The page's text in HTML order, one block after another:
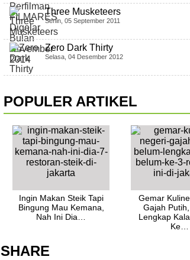
Three Musketeers
Senin, 05 September 2011
Zero Dark Thirty
Selasa, 04 Desember 2012
POPULER ARTIKEL
Ingin Makan Steik Tapi
Bingung Mau Kemana,
Nah Ini Dia…
Gemar
Gajah
Lengkap
Ke…
SHARE